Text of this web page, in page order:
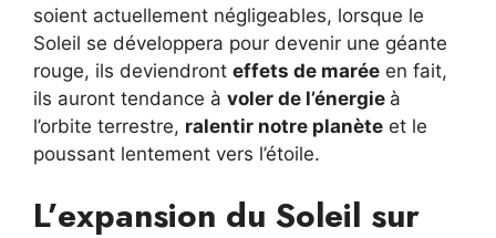
soient actuellement négligeables, lorsque le
Soleil se développera pour devenir une géante
rouge, ils deviendront effets de marée en fait,
ils auront tendance à voler de l’énergie à
l’orbite terrestre, ralentir notre planète et le
poussant lentement vers l’étoile.
L’expansion du Soleil sur